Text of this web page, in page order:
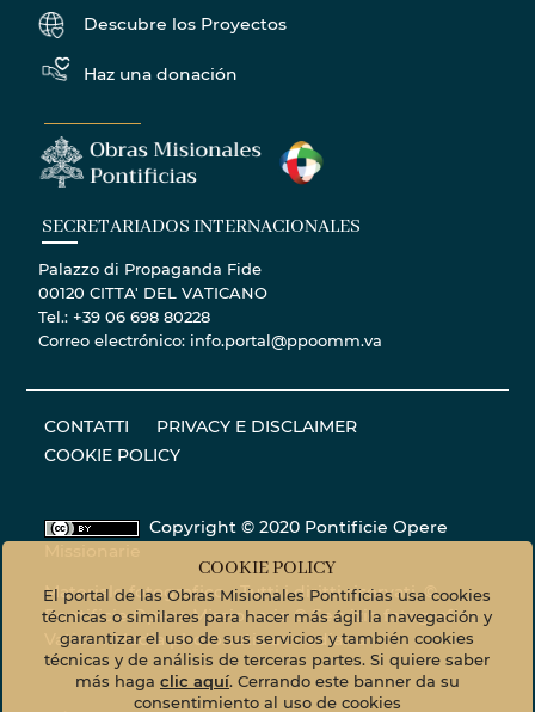
Descubre los Proyectos
Haz una donación
SECRETARIADOS INTERNACIONALES
Palazzo di Propaganda Fide
00120 CITTA' DEL VATICANO
Tel.: +39 06 698 80228
Correo electrónico: info.portal@ppoomm.va
CONTATTI
PRIVACY E DISCLAIMER
COOKIE POLICY
Copyright © 2020 Pontificie Opere
Materiale fotografico - Tutti i diritti riservati. ©
Pontificie Opere Missionarie © Servizio fotografico
Vatican Mediaphoto.vaticanmedia.va
COOKIE POLICY
El portal de las Obras Misionales Pontificias usa cookies
técnicas o similares para hacer más ágil la navegación y
garantizar el uso de sus servicios y también cookies
técnicas y de análisis de terceras partes. Si quiere saber
más haga clic aquí. Cerrando este banner da su
consentimiento al uso de cookies